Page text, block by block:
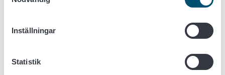
Inställningar
Statistik